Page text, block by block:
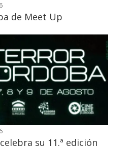
de Meet Up
su 11.ª edición